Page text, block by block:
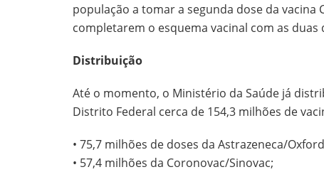
população a tomar a segunda dose da vacina
completarem o esquema vacinal com as duas
Distribuição
Até o momento, o Ministério da Saúde já
Distrito Federal cerca de 154,3 milhões de
• 75,7 milhões de doses da Astrazeneca/
• 57,4 milhões da Coronovac/Sinovac;